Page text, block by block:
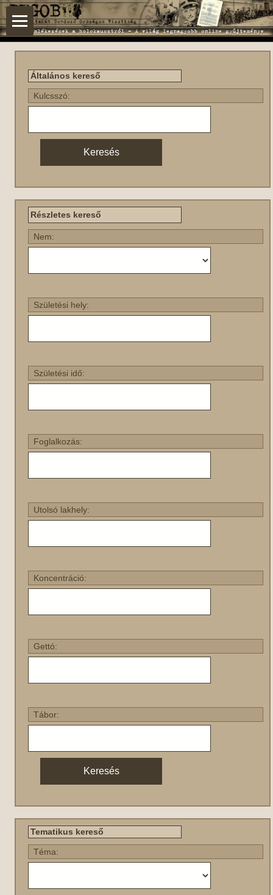
Általános kereső
Kulcsszó:
Részletes kereső
Nem:
Születési hely:
Születési idő:
Foglalkozás:
Utolsó lakhely:
Koncentráció:
Gettó:
Tábor:
Tematikus kereső
Téma: